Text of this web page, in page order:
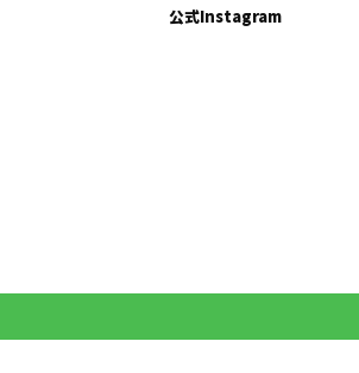
公式Instagram